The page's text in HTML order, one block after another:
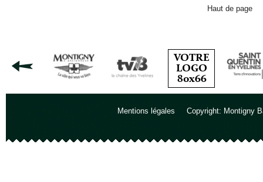
Haut de page
Mentions légales Copyright: Montigny